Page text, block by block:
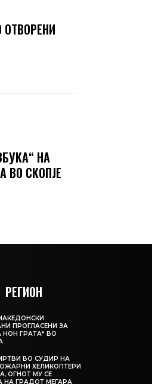
ОТВОРЕНИ
НА
ВО СКОПЈЕ
РЕГИОН
ПРОГЛАСЕНИ ЗА
НОН ГРАТА“ ВО
ВО СУДИР НА
ХЕЛИКОПТЕРИ
ОГНОТ МУ СЕ
НА ГРАДОТ МЕГАРА